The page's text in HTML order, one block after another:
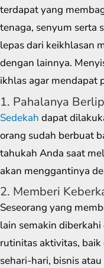
terdapat yang
tenaga, senyum serta
lepas dari keikhlasan
dengan lainnya.
ikhlas agar mendapat
1. Pahalanya
Sedekah dapat
orang sudah berbuat
tahukah Anda saat
akan menggantinya
2. Memberi
Seseorang yang
lain semakin
rutinitas aktivitas,
sehari-hari, bisnis